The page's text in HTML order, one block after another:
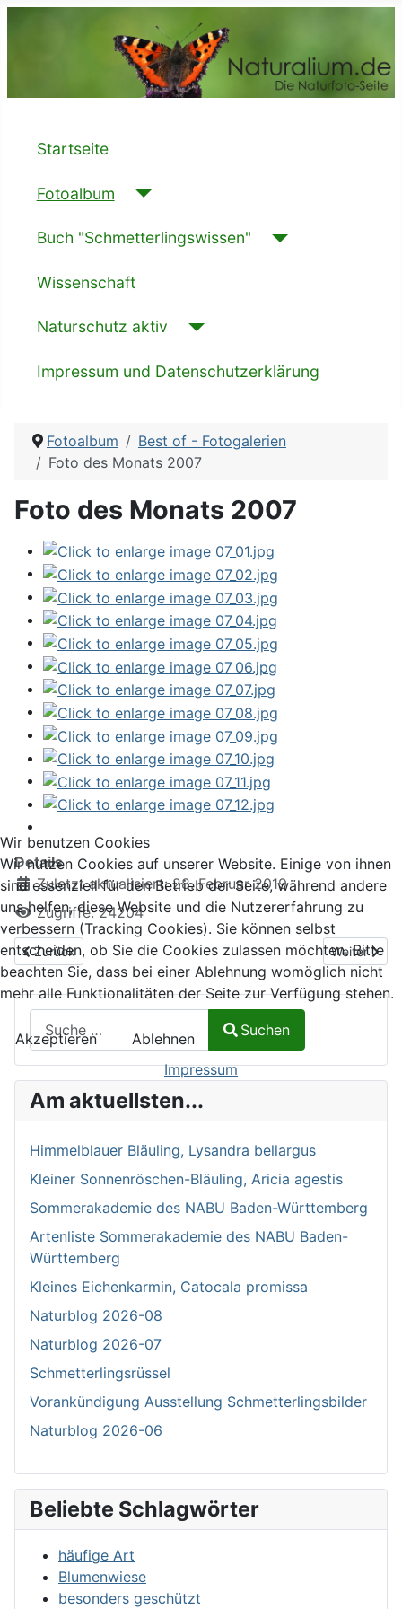
Startseite
Fotoalbum
Buch "Schmetterlingswissen"
Wissenschaft
Naturschutz aktiv
Impressum und Datenschutzerklärung
Fotoalbum
Best of - Fotogalerien
Foto des Monats 2007
Foto des Monats 2007
Details
Zuletzt aktualisiert: 28. Februar 2019
Zugriffe: 24204
Vorheriger Beitrag: Foto des Monats 2008
Zurück Nächster
Weiter
Type 2 or more characters for results.
Suchen
Am aktuellsten...
Himmelblauer Bläuling, Lysandra bellargus
Kleiner Sonnenröschen-Bläuling, Aricia agestis
Sommerakademie des NABU Baden-Württemberg
Artenliste Sommerakademie des NABU Baden-
Württemberg
Kleines Eichenkarmin, Catocala promissa
Naturblog 2026-08
Naturblog 2026-07
Schmetterlingsrüssel
Vorankündigung Ausstellung Schmetterlingsbilder
Naturblog 2026-06
Beliebte Schlagwörter
häufige Art
Blumenwiese
besonders geschützt
Wir benutzen Cookies
Wir nutzen Cookies auf unserer Website. Einige von ihnen
sind essenziell für den Betrieb der Seite, während andere
uns helfen, diese Website und die Nutzererfahrung zu
verbessern (Tracking Cookies). Sie können selbst
entscheiden, ob Sie die Cookies zulassen möchten. Bitte
beachten Sie, dass bei einer Ablehnung womöglich nicht
mehr alle Funktionalitäten der Seite zur Verfügung stehen.
Akzeptieren
Ablehnen
Impressum